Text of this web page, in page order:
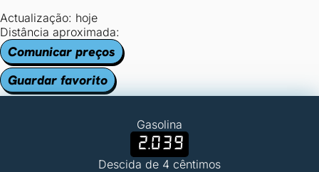
Actualização: hoje
Distância aproximada:
Comunicar preços
Guardar favorito
Gasolina
2.039
Descida de 4 cêntimos